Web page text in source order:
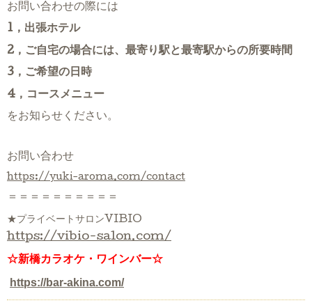
お問い合わせの際には
1，出張ホテル
2，ご自宅の場合には、最寄り駅と最寄駅からの所要時間
3，ご希望の日時
4，コースメニュー
をお知らせください。
お問い合わせ
https://yuki-aroma.com/contact
＝＝＝＝＝＝＝＝＝＝
★プライベートサロンVIBIO
https://vibio-salon.com/
☆新橋カラオケ・ワインバー☆
https://bar-akina.com/